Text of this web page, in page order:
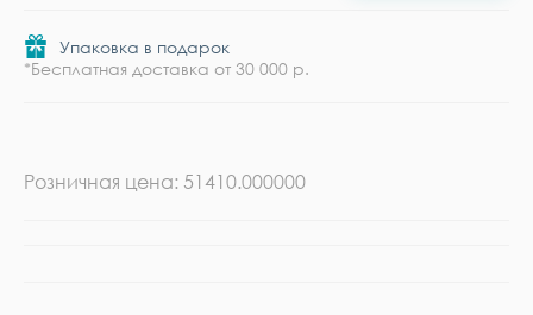
Упаковка в подарок
*Бесплатная доставка от 30 000 р.
Розничная цена: 51410.000000